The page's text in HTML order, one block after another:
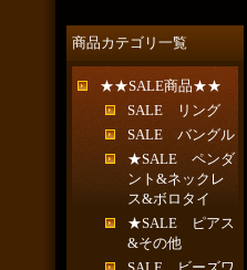
商品カテゴリ一覧
★★SALE商品★★
SALE リング
SALE バングル
★SALE ペンダ
ント&ネックレ
ス&ボロタイ
★SALE ピアス
&その他